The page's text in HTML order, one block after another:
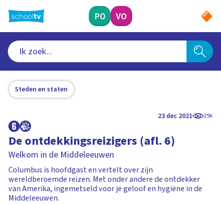
naar
hoofdinhoud
PO VO
Steden en staten
23 dec 2021 29k
De ontdekkingsreizigers (afl. 6)
Welkom in de Middeleeuwen
Columbus is hoofdgast en vertelt over zijn
wereldberoemde reizen. Met onder andere de ontdekker
van Amerika, ingemetseld voor je geloof en hygiëne in de
Middeleeuwen.